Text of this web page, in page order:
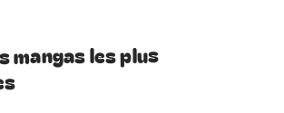
mangas les plus